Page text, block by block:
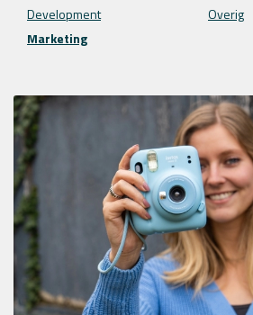
Development
Marketing
Overig